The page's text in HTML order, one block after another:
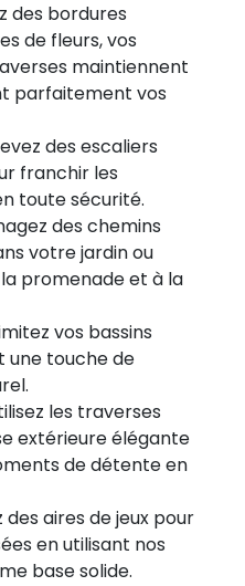
des bordures
de fleurs, vos
maintiennent
parfaitement vos
des escaliers
franchir les
toute sécurité.
des chemins
votre jardin ou
promenade et à la
vos bassins
une touche de
les traverses
extérieure élégante
de détente en
des aires de jeux pour
en utilisant nos
base solide.